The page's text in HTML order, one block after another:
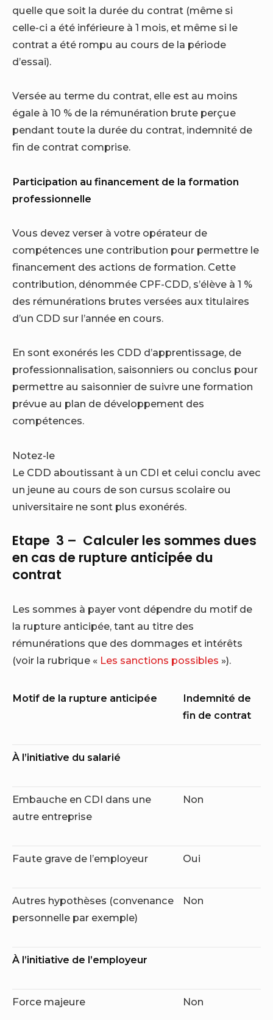
quelle que soit la durée du contrat (même si
celle-ci a été inférieure à 1 mois, et même si le
contrat a été rompu au cours de la période
d’essai).
Versée au terme du contrat, elle est au moins
égale à 10 % de la rémunération brute perçue
pendant toute la durée du contrat, indemnité de
fin de contrat comprise.
Participation au financement de la formation
professionnelle
Vous devez verser à votre opérateur de
compétences une contribution pour permettre le
financement des actions de formation. Cette
contribution, dénommée CPF-CDD, s’élève à 1 %
des rémunérations brutes versées aux titulaires
d’un CDD sur l’année en cours.
En sont exonérés les CDD d’apprentissage, de
professionnalisation, saisonniers ou conclus pour
permettre au saisonnier de suivre une formation
prévue au plan de développement des
compétences.
Notez-le
Le CDD aboutissant à un CDI et celui conclu avec
un jeune au cours de son cursus scolaire ou
universitaire ne sont plus exonérés.
Etape 3 – Calculer les sommes dues
en cas de rupture anticipée du
contrat
Les sommes à payer vont dépendre du motif de
la rupture anticipée, tant au titre des
rémunérations que des dommages et intérêts
(voir la rubrique « Les sanctions possibles »).
Motif de la rupture anticipée
Indemnité de
fin de contrat
À l’initiative du salarié
Embauche en CDI dans une
autre entreprise
Non
Faute grave de l’employeur Oui
Autres hypothèses (convenance
personnelle par exemple)
Non
À l’initiative de l’employeur
Force majeure Non